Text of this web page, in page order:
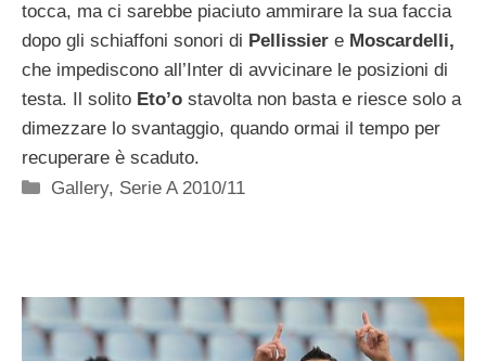
tocca, ma ci sarebbe piaciuto ammirare la sua faccia
dopo gli schiaffoni sonori di Pellissier e Moscardelli,
che impediscono all’Inter di avvicinare le posizioni di
testa. Il solito Eto’o stavolta non basta e riesce solo a
dimezzare lo svantaggio, quando ormai il tempo per
recuperare è scaduto.
Categorie
Gallery, Serie A 2010/11